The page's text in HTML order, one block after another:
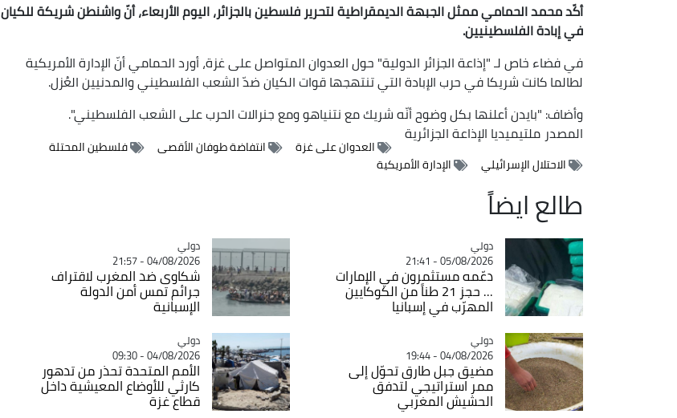
أكّد محمد الحمامي ممثل الجبهة الديمقراطية لتحرير فلسطين بالجزائر، اليوم الأربعاء، أنّواشنطن شريكة للكيان
في إبادة الفلسطينيين.
في فضاء خاص لـ "إذاعة الجزائر الدولية" حول العدوان المتواصل على غزة، أورد الحماميأنّ الإدارة الأمريكية
لطالما كانت شريكا في حرب الإبادة التي تنتهجها قوات الكيان ضدّ الشعب الفلسطيني والمدنيين العُزل.
وأضاف: "بايدن أعلنها بكل وضوح أنّه شريك مع نتنياهو ومع جنرالات الحرب على الشعب الفلسطيني".
المصدر ملتيميديا الإذاعة الجزائرية
العدوان على غزة انتفاضة طوفان الأقصى
فلسطين المحتلة
الاحتلال الإسرائيلي
الإدارة الأمريكية
طالع ايضاً
Catégorie
دولي
05/08/2026 - 21:41
دعّمه مستثمرون في الإمارات
... حجز 21 طناً من الكوكايين
المهرّب في إسبانيا
Catégorie
دولي
04/08/2026 - 21:57
شكاوى ضد المغرب لاقتراف
جرائم تمس أمن الدولة
الإسبانية
Catégorie
دولي
04/08/2026 - 19:44
مضيق جبل طارق تحوّل إلى
ممر استراتيجي لتدفق
الحشيش المغربي
Catégorie
دولي
04/08/2026 - 09:30
الأمم المتحدة تحذر من تدهور
كارثي للأوضاع المعيشية داخل
قطاع غزة